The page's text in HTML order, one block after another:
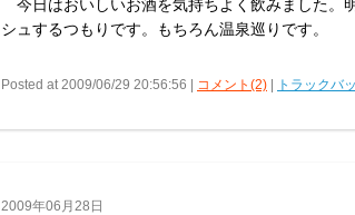
今日はおいしいお酒を気持ちよく飲みました。
シュするつもりです。もちろん温泉巡りです。
Posted at 2009/06/29 20:56:56 | コメント(2) トラックバ
2009年06月28日